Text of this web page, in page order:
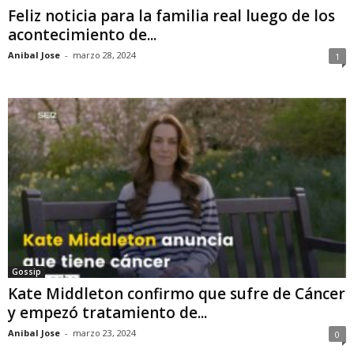
Feliz noticia para la familia real luego de los
acontecimiento de...
Anibal Jose - marzo 28, 2024 1
Gossip
Kate Middleton confirmo que sufre de Cáncer
y empezó tratamiento de...
Anibal Jose - marzo 23, 2024 0